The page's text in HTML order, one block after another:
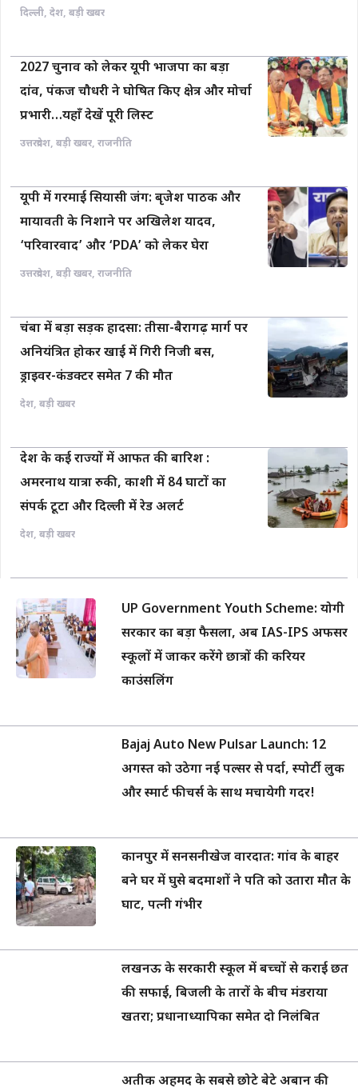
दिल्ली, देश, बड़ी खबर
2027 चुनाव को लेकर यूपी भाजपा का बड़ा
दांव, पंकज चौधरी ने घोषित किए क्षेत्र और मोर्चा
प्रभारी…यहाँ देखें पूरी लिस्ट
उत्तरप्रदेश, बड़ी खबर, राजनीति
यूपी में गरमाई सियासी जंग: बृजेश पाठक और
मायावती के निशाने पर अखिलेश यादव,
‘परिवारवाद’ और ‘PDA’ को लेकर घेरा
उत्तरप्रदेश, बड़ी खबर, राजनीति
चंबा में बड़ा सड़क हादसा: तीसा-बैरागढ़ मार्ग पर
अनियंत्रित होकर खाई में गिरी निजी बस,
ड्राइवर-कंडक्टर समेत 7 की मौत
देश, बड़ी खबर
देश के कई राज्यों में आफत की बारिश :
अमरनाथ यात्रा रुकी, काशी में 84 घाटों का
संपर्क टूटा और दिल्ली में रेड अलर्ट
देश, बड़ी खबर
UP Government Youth Scheme: योगी
सरकार का बड़ा फैसला, अब IAS-IPS अफसर
स्कूलों में जाकर करेंगे छात्रों की करियर
काउंसलिंग
Bajaj Auto New Pulsar Launch: 12
अगस्त को उठेगा नई पल्सर से पर्दा, स्पोर्टी लुक
और स्मार्ट फीचर्स के साथ मचायेगी गदर!
कानपुर में सनसनीखेज वारदात: गांव के बाहर
बने घर में घुसे बदमाशों ने पति को उतारा मौत के
घाट, पत्नी गंभीर
लखनऊ के सरकारी स्कूल में बच्चों से कराई छत
की सफाई, बिजली के तारों के बीच मंडराया
खतरा; प्रधानाध्यापिका समेत दो निलंबित
अतीक अहमद के सबसे छोटे बेटे अबान की